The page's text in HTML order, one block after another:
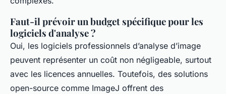
Faut-il prévoir un budget spécifique pour les
logiciels d'analyse ?
Oui, les logiciels professionnels d’analyse d’image
peuvent représenter un coût non négligeable, surtout
avec les licences annuelles. Toutefois, des solutions
open-source comme ImageJ offrent des